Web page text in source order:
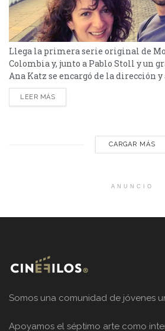
Llega la primera serie original de
Colombia y, junto a Pablo Stoll y un
Ana Katz se encargó de la dirección y
poco de esta novedosa producción.
comedia sobre adolescencia, música
LEER MÁS
CARGAR MÁS
ANUNCIO
Somos una comunidad de jóvenes
Apoyamos el séptimo arte como